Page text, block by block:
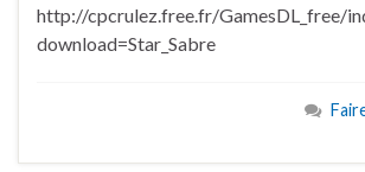
http://cpcrulez.free.fr/GamesDL_free/
download=Star_Sabre